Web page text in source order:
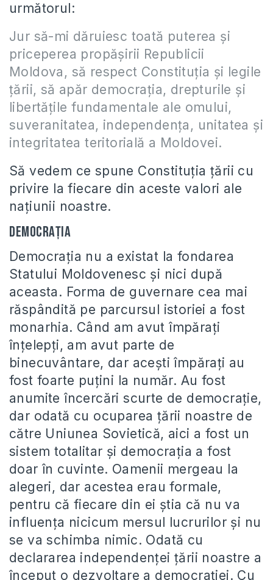
următorul:
Jur să-mi dăruiesc toată puterea şi
priceperea propăşirii Republicii
Moldova, să respect Constituţia şi legile
ţării, să apăr democraţia, drepturile şi
libertăţile fundamentale ale omului,
suveranitatea, independenţa, unitatea şi
integritatea teritorială a Moldovei.
Să vedem ce spune Constituţia ţării cu
privire la fiecare din aceste valori ale
naţiunii noastre.
Democraţia
Democraţia nu a existat la fondarea
Statului Moldovenesc şi nici după
aceasta. Forma de guvernare cea mai
răspândită pe parcursul istoriei a fost
monarhia. Când am avut împăraţi
înţelepţi, am avut parte de
binecuvântare, dar aceşti împăraţi au
fost foarte puţini la număr. Au fost
anumite încercări scurte de democraţie,
dar odată cu ocuparea ţării noastre de
către Uniunea Sovietică, aici a fost un
sistem totalitar şi democraţia a fost
doar în cuvinte. Oamenii mergeau la
alegeri, dar acestea erau formale,
pentru că fiecare din ei ştia că nu va
influenţa nicicum mersul lucrurilor şi nu
se va schimba nimic. Odată cu
declararea independenţei ţării noastre a
început o dezvoltare a democraţiei. Cu